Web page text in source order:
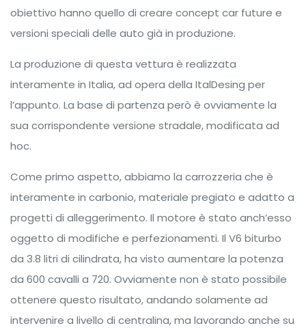
obiettivo hanno quello di creare concept car future e
versioni speciali delle auto già in produzione.
La produzione di questa vettura è realizzata
interamente in Italia, ad opera della ItalDesing per
l’appunto. La base di partenza però è ovviamente la
sua corrispondente versione stradale, modificata ad
hoc.
Come primo aspetto, abbiamo la carrozzeria che è
interamente in carbonio, materiale pregiato e adatto a
progetti di alleggerimento. Il motore è stato anch’esso
oggetto di modifiche e perfezionamenti. Il V6 biturbo
da 3.8 litri di cilindrata, ha visto aumentare la potenza
da 600 cavalli a 720. Ovviamente non è stato possibile
ottenere questo risultato, andando solamente ad
intervenire a livello di centralina, ma lavorando anche su